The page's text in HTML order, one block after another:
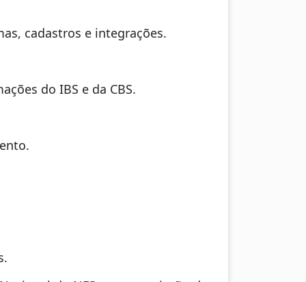
cadastros e integrações.
do IBS e da CBS.